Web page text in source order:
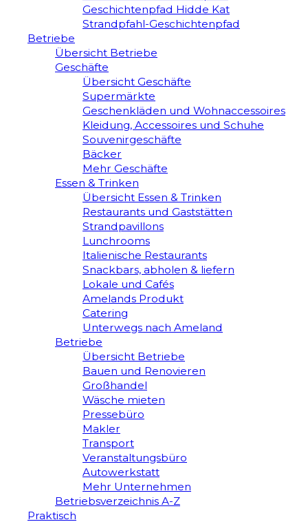
Geschichtenpfad Hidde Kat
Strandpfahl-Geschichtenpfad
Betriebe
Übersicht Betriebe
Geschäfte
Übersicht Geschäfte
Supermärkte
Geschenkläden und Wohnaccessoires
Kleidung, Accessoires und Schuhe
Souvenirgeschäfte
Bäcker
Mehr Geschäfte
Essen & Trinken
Übersicht Essen & Trinken
Restaurants und Gaststätten
Strandpavillons
Lunchrooms
Italienische Restaurants
Snackbars, abholen & liefern
Lokale und Cafés
Amelands Produkt
Catering
Unterwegs nach Ameland
Betriebe
Übersicht Betriebe
Bauen und Renovieren
Großhandel
Wäsche mieten
Pressebüro
Makler
Transport
Veranstaltungsbüro
Autowerkstatt
Mehr Unternehmen
Betriebsverzeichnis A-Z
Praktisch